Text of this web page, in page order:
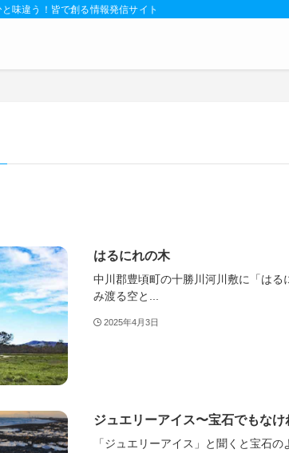
味違う！皆で創る情報発信サイト
はるにれの木
中川郡豊頃町の十勝川河川敷に「は
み渡る空と...
2025年4月3日
ジュエリーアイス〜宝石でもな
「ジュエリーアイス」と聞くと宝石